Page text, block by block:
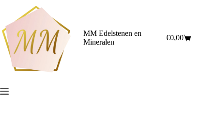
inhoud
MM Edelstenen en
Mineralen
Winkelwagen
€0,00